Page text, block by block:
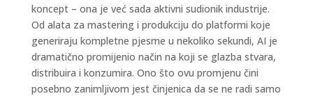
koncept – ona je već sada aktivni sudionik industrije.
Od alata za mastering i produkciju do platformi koje
generiraju kompletne pjesme u nekoliko sekundi, AI je
dramatično promijenio način na koji se glazba stvara,
distribuira i konzumira. Ono što ovu promjenu čini
posebno zanimljivom jest činjenica da se ne radi samo